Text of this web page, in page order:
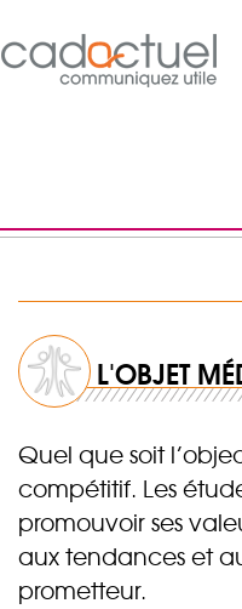
L'OBJET
Quel que soit
compétitif. Les
promouvoir ses
aux tendances et
prometteur.